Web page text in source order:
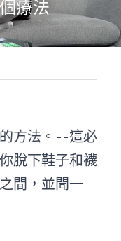
(實體)
糾紛
實體
吸引力秘密
坊
療法
方法。--這必
脫下鞋子和襪
間，並聞一